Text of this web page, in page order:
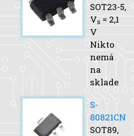
SOT23-5,
Vs = 2,1
V
Nikto
nemá
na
sklade
S-
80821CN
SOT89,